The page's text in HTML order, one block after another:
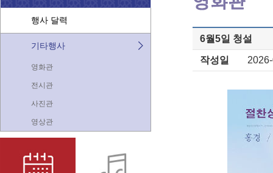
행사 달력
기타행사
영화관
전시관
사진관
영상관
6월5일 청설
작성일